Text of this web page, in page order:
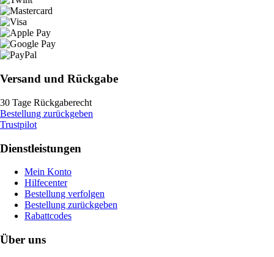
Versand und Rückgabe
30 Tage Rückgaberecht
Bestellung zurückgeben
Trustpilot
Dienstleistungen
Mein Konto
Hilfecenter
Bestellung verfolgen
Bestellung zurückgeben
Rabattcodes
Über uns